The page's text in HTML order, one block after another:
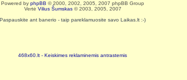
Powered by phpBB © 2000, 2002, 2005, 2007 phpBB Group
Vertė Vilius Šumskas© 2003, 2005, 2007
Paspauskite ant banerio - taip pareklamuosite savo Laikas.lt :-)
468x60.lt - Keiskimes reklaminemis antrastemis